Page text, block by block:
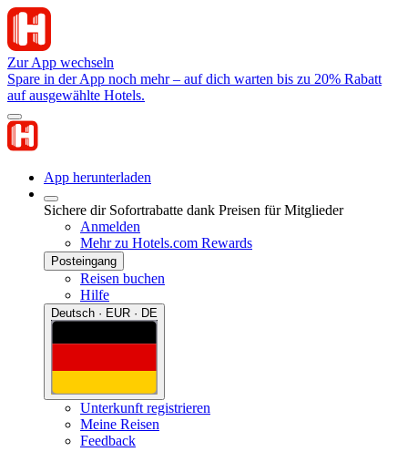
Zur App wechseln
Spare in der App noch mehr – auf dich warten bis zu 20% Rabatt
auf ausgewählte Hotels.
App herunterladen
Sichere dir Sofortrabatte dank Preisen für Mitglieder
Anmelden
Mehr zu Hotels.com Rewards
Posteingang
Reisen buchen
Hilfe
Deutsch · EUR · DE
Unterkunft registrieren
Meine Reisen
Feedback